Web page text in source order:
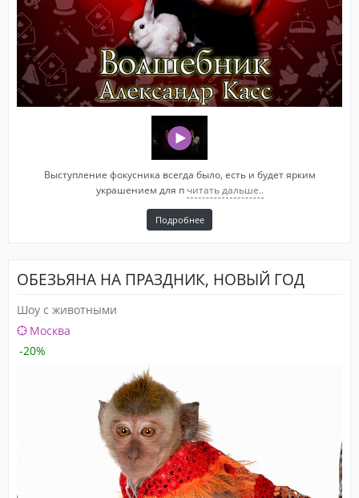
Выступление фокусника всегда было, есть и будет ярким
украшением для п читать дальше..
Подробнее
ОБЕЗЬЯНА НА ПРАЗДНИК, НОВЫЙ ГОД
Шоу с животными
Москва
-20%